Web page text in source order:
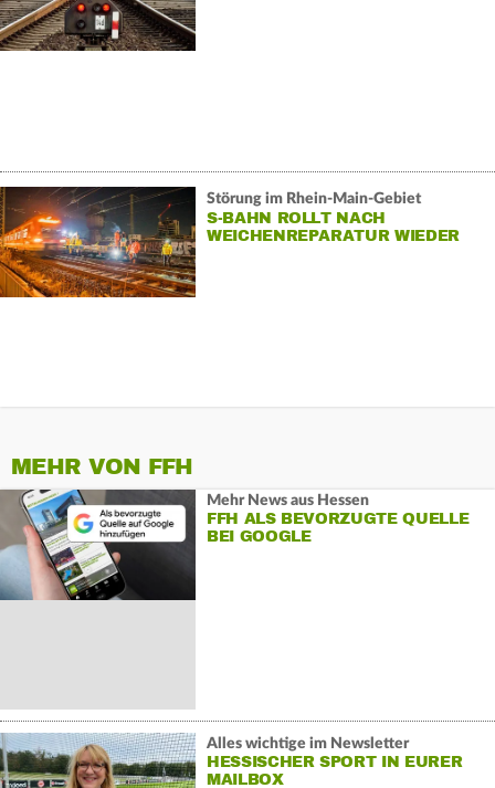
Störung im Rhein-Main-Gebiet
S-BAHN ROLLT NACH
WEICHENREPARATUR WIEDER
MEHR VON FFH
Mehr News aus Hessen
FFH ALS BEVORZUGTE QUELLE
BEI GOOGLE
Alles wichtige im Newsletter
HESSISCHER SPORT IN EURER
MAILBOX